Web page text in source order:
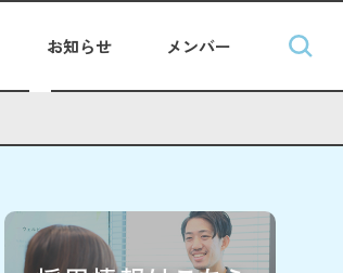
お知らせ メンバー